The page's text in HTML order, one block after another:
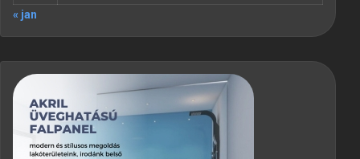
« jan